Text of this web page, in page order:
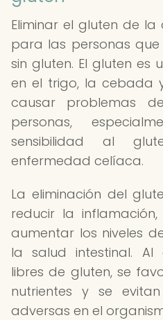
Eliminar el gluten de
para las personas
sin gluten. El gluten es
en el trigo, la cebada
causar problemas
personas,
sensibilidad al
enfermedad celíaca.
La eliminación del
reducir la
aumentar los niveles
la salud intestinal.
libres de gluten, se
nutrientes y se
adversas en el